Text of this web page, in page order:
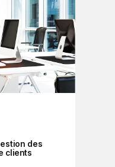
des
clients